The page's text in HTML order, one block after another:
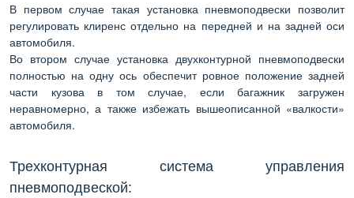
В первом случае такая установка пневмоподвески позволит
регулировать клиренс отдельно на передней и на задней оси
автомобиля.
Во втором случае установка двухконтурной пневмоподвески
полностью на одну ось обеспечит ровное положение задней
части кузова в том случае, если багажник загружен
неравномерно, а также избежать вышеописанной «валкости»
автомобиля.
Трехконтурная система управления
пневмоподвеской: